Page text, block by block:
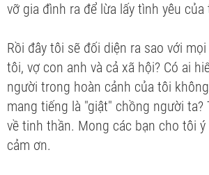
vỡ gia đình ra để lừa lấy tình yêu của
Rồi đây tôi sẽ đối diện ra sao với
tôi, vợ con anh và cả xã hội? Có ai
người trong hoàn cảnh của tôi
mang tiếng là "giật" chồng người ta?
về tinh thần. Mong các bạn cho tôi ý
cảm ơn.